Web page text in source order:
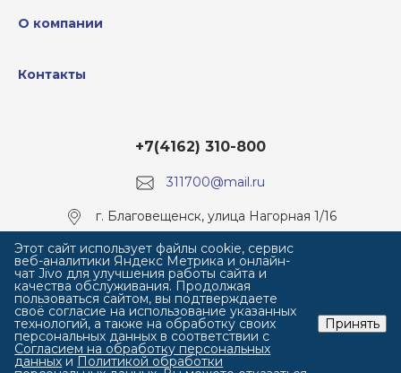
О компании
Контакты
311700@mail.ru
+7(4162) 310-800
г. Благовещенск, улица Нагорная 1/16
Этот сайт использует файлы cookie, сервис
веб-аналитики Яндекс Метрика и онлайн-
чат Jivo для улучшения работы сайта и
качества обслуживания. Продолжая
пользоваться сайтом, вы подтверждаете
своё согласие на использование указанных
технологий, а также на обработку своих
персональных данных в соответствии с
Согласием на обработку персональных
данных и Политикой обработки
Принять